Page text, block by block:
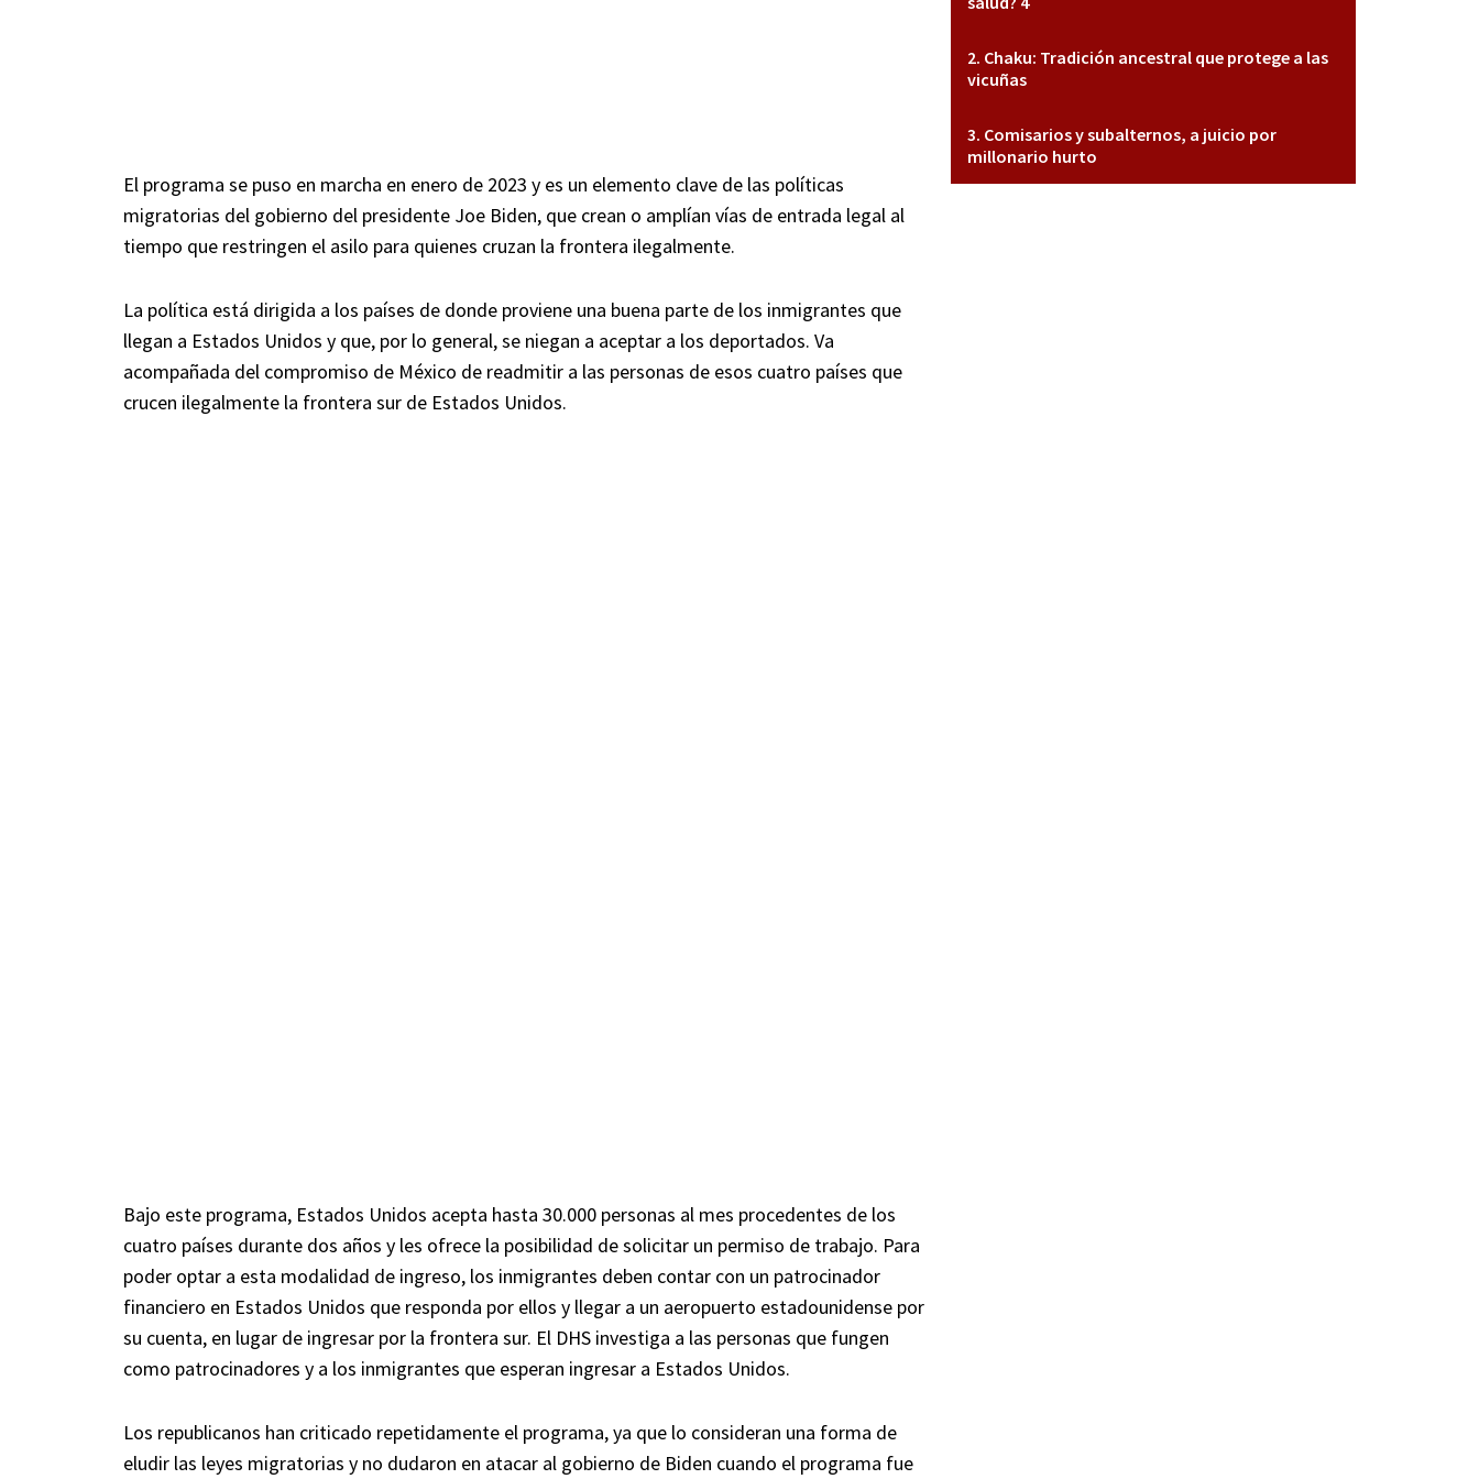
El programa se puso en marcha en enero de 2023 y es un elemento clave de las políticas
migratorias del gobierno del presidente Joe Biden, que crean o amplían vías de entrada legal al
tiempo que restringen el asilo para quienes cruzan la frontera ilegalmente.
La política está dirigida a los países de donde proviene una buena parte de los inmigrantes que
llegan a Estados Unidos y que, por lo general, se niegan a aceptar a los deportados. Va
acompañada del compromiso de México de readmitir a las personas de esos cuatro países que
crucen ilegalmente la frontera sur de Estados Unidos.
Bajo este programa, Estados Unidos acepta hasta 30.000 personas al mes procedentes de los
cuatro países durante dos años y les ofrece la posibilidad de solicitar un permiso de trabajo. Para
poder optar a esta modalidad de ingreso, los inmigrantes deben contar con un patrocinador
financiero en Estados Unidos que responda por ellos y llegar a un aeropuerto estadounidense por
su cuenta, en lugar de ingresar por la frontera sur. El DHS investiga a las personas que fungen
como patrocinadores y a los inmigrantes que esperan ingresar a Estados Unidos.
Los republicanos han criticado repetidamente el programa, ya que lo consideran una forma de
eludir las leyes migratorias y no dudaron en atacar al gobierno de Biden cuando el programa fue
Chaku: Tradición ancestral que protege a las
vicuñas
Comisarios y subalternos, a juicio por
millonario hurto